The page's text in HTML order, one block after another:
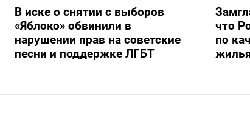
В иске о снятии с выборов
«Яблоко» обвинили в
нарушении прав на советские
песни и поддержке ЛГБТ
что
по